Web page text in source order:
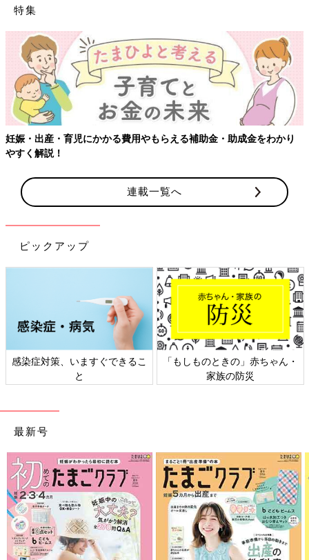
特集
妊娠・出産・育児にかかる費用やもらえる補助金・助成金をわかり
やすく解説！
連載一覧へ
ピックアップ
感染症対策、いますぐできるこ
と
「もしものときの」赤ちゃん・
家族の防災
最新号